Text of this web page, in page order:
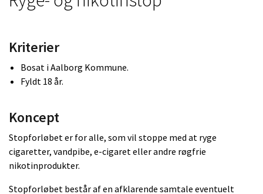
Kriterier
Bosat i Aalborg Kommune.
Fyldt 18 år.
Koncept
Stopforløbet er for alle, som vil stoppe med at ryge
cigaretter, vandpibe, e-cigaret eller andre røgfrie
nikotinprodukter.
Stopforløbet består af en afklarende samtale eventuelt